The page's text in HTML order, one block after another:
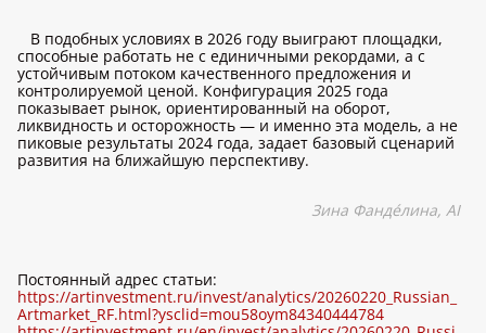
В подобных условиях в 2026 году выиграют площадки,
способные работать не с единичными рекордами, а с
устойчивым потоком качественного предложения и
контролируемой ценой. Конфигурация 2025 года
показывает рынок, ориентированный на оборот,
ликвидность и осторожность — и именно эта модель, а не
пиковые результаты 2024 года, задает базовый сценарий
развития на ближайшую перспективу.
Зина Фандéлина, AI
Постоянный адрес статьи:
https://artinvestment.ru/invest/analytics/20260220_Russian_
Artmarket_RF.html?ysclid=mou58oym84340444784